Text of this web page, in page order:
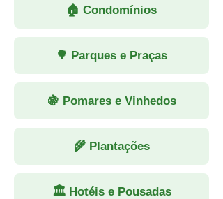
🏠 Condomínios
🌳 Parques e Praças
🍇 Pomares e Vinhedos
🌾 Plantações
🏛 Hotéis e Pousadas